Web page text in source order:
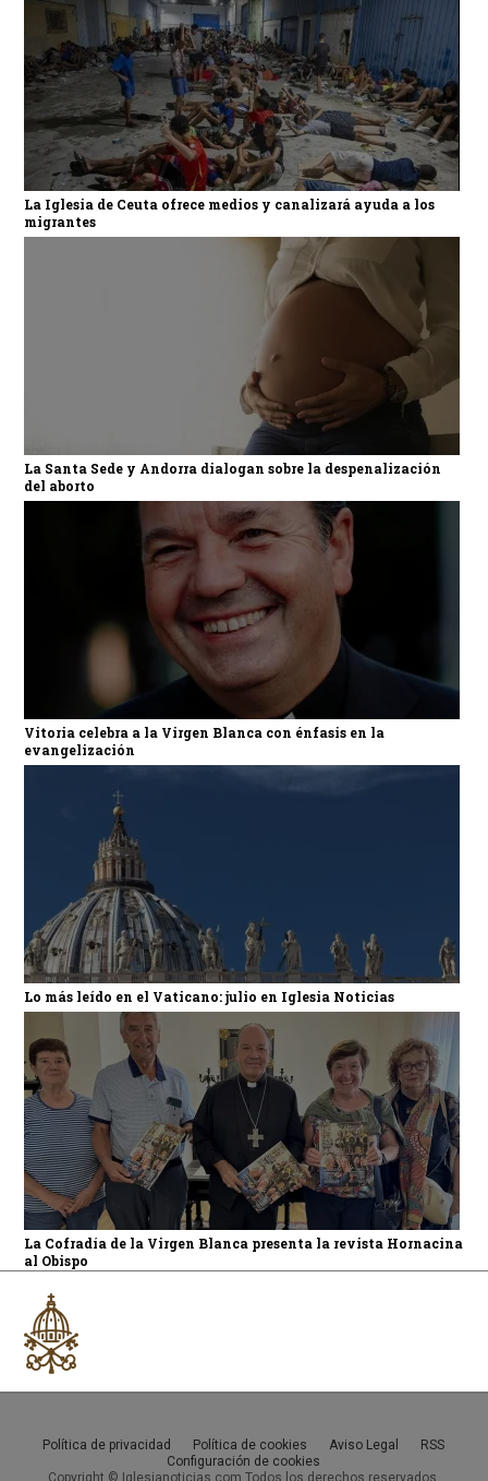
La Iglesia de Ceuta ofrece medios y canalizará ayuda a los
migrantes
La Santa Sede y Andorra dialogan sobre la despenalización
del aborto
Vitoria celebra a la Virgen Blanca con énfasis en la
evangelización
Lo más leído en el Vaticano: julio en Iglesia Noticias
La Cofradía de la Virgen Blanca presenta la revista Hornacina
al Obispo
Política de privacidad Política de cookies Aviso Legal
RSS
Configuración de cookies